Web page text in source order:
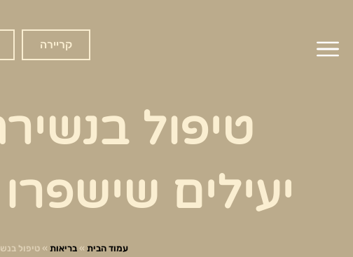
קריירה
טיפול
יעילים
עמוד הבית » בריאות » טיפול